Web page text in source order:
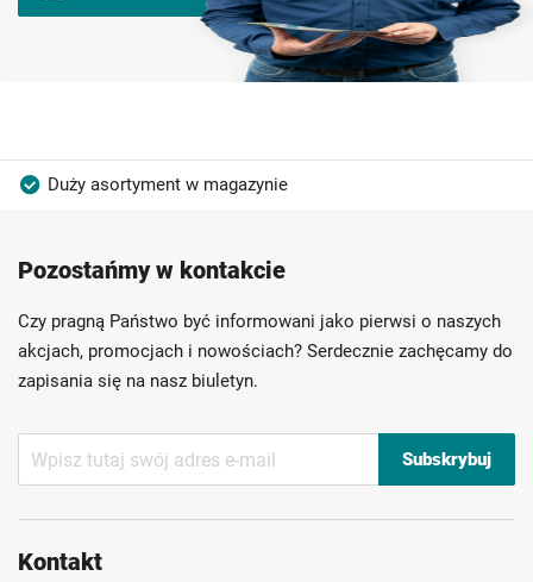
Duży asortyment w magazynie
Szybka dostawa
Indywidualni doradcy
Ponad 40 lat doświadczenia
Możliwość własnego etykietowania
Pozostańmy w kontakcie
Czy pragną Państwo być informowani jako pierwsi o naszych
akcjach, promocjach i nowościach? Serdecznie zachęcamy do
zapisania się na nasz biuletyn.
nasz
Subskrybuj
Kontakt